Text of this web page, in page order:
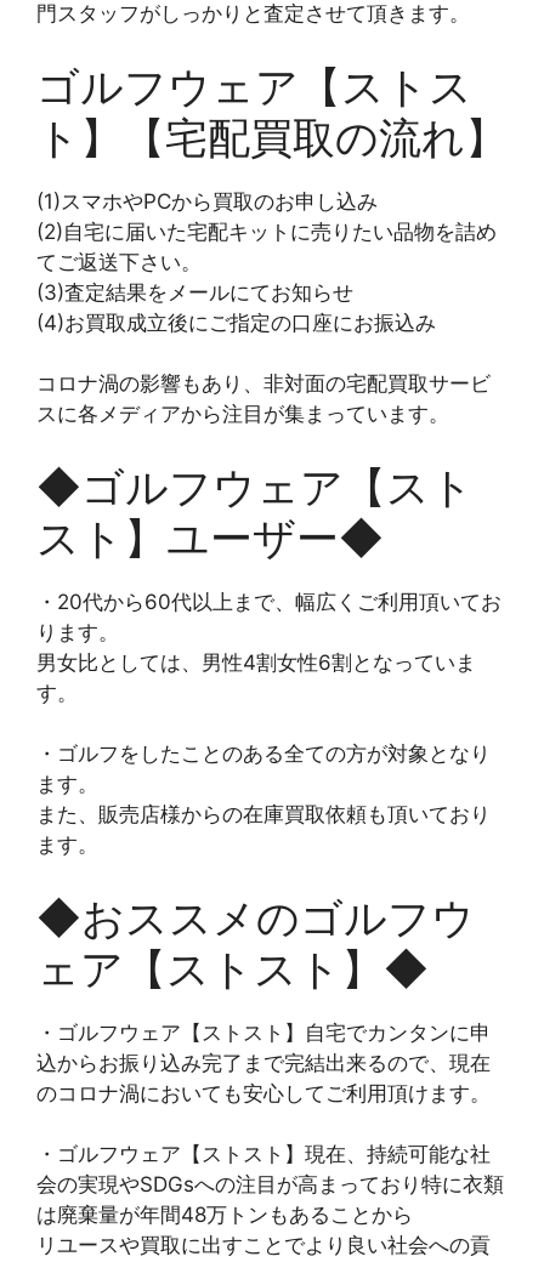
門スタッフがしっかりと査定させて頂きます。
ゴルフウェア【ストス
ト】【宅配買取の流れ】
(1)スマホやPCから買取のお申し込み
(2)自宅に届いた宅配キットに売りたい品物を詰め
てご返送下さい。
(3)査定結果をメールにてお知らせ
(4)お買取成立後にご指定の口座にお振込み
コロナ渦の影響もあり、非対面の宅配買取サービ
スに各メディアから注目が集まっています。
◆ゴルフウェア【スト
スト】ユーザー◆
・20代から60代以上まで、幅広くご利用頂いてお
ります。
男女比としては、男性4割女性6割となっていま
す。
・ゴルフをしたことのある全ての方が対象となり
ます。
また、販売店様からの在庫買取依頼も頂いており
ます。
◆おススメのゴルフウ
ェア【ストスト】◆
・ゴルフウェア【ストスト】自宅でカンタンに申
込からお振り込み完了まで完結出来るので、現在
のコロナ渦においても安心してご利用頂けます。
・ゴルフウェア【ストスト】現在、持続可能な社
会の実現やSDGsへの注目が高まっており特に衣類
は廃棄量が年間48万トンもあることから
リユースや買取に出すことでより良い社会への貢